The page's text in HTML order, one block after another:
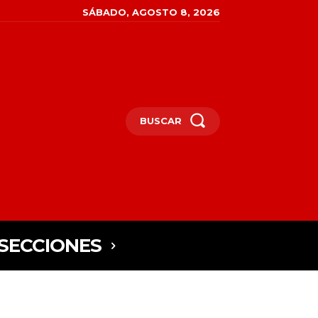
SÁBADO, AGOSTO 8, 2026
BUSCAR